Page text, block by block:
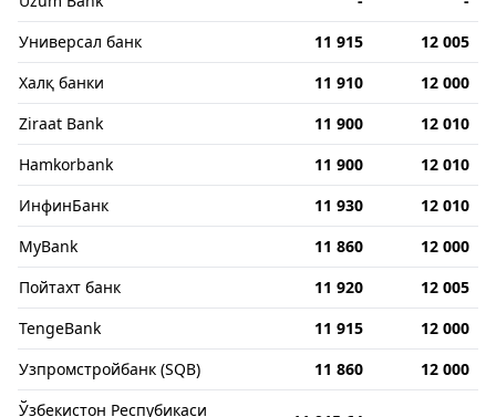
Универсал банк
11 915
12 005
Халқ банки
11 910
12 000
Ziraat Bank
11 900
12 010
Hamkorbank
11 900
12 010
ИнфинБанк
11 930
12 010
MyBank
11 860
12 000
Пойтахт банк
11 920
12 005
TengeBank
11 915
12 000
Узпромстройбанк (SQB)
11 860
12 000
Ўзбекистон Респубикаси